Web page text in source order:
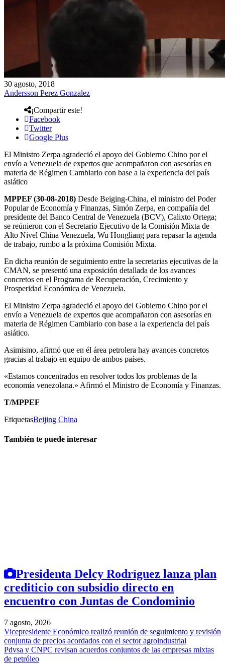
30 agosto, 2018
Andersson Perez Gonzalez
¡Compartir este!
Facebook
Twitter
Google Plus
El Ministro Zerpa agradeció el apoyo del Gobierno Chino por el
envío a Venezuela de expertos que acompañaron con asesorías en
materia de Régimen Cambiario con base a la experiencia del país
asiático
MPPEF (30-08-2018) Desde Beiging-China, el ministro del Poder
Popular de Economía y Finanzas, Simón Zerpa, en compañía del
presidente del Banco Central de Venezuela (BCV), Calixto Ortega;
se reúnieron con el Secretario Ejecutivo de la Comisión Mixta de
Alto Nivel China Venezuela, Wu Hongliang para repasar la agenda
de trabajo, rumbo a la próxima Comisión Mixta.
En dicha reunión de seguimiento entre la secretarias ejecutivas de la
CMAN, se presentó una exposición detallada de los avances
concretos en el Programa de Recuperación, Crecimiento y
Prosperidad Económica de Venezuela.
El Ministro Zerpa agradeció el apoyo del Gobierno Chino por el
envío a Venezuela de expertos que acompañaron con asesorías en
materia de Régimen Cambiario con base a la experiencia del país
asiático.
Asimismo, afirmó que en él área petrolera hay avances concretos
gracias al trabajo en equipo de ambos países.
«Estamos concentrados en resolver todos los problemas de la
economía venezolana.» Afirmó el Ministro de Economía y Finanzas.
T/MPPEF
EtiquetasBeijing China
También te puede interesar
Presidenta Delcy Rodríguez lanza plan
crediticio con subsidio directo en
encuentro con Juntas de Condominio
7 agosto, 2026
Vicepresidente Económico realizó reunión de seguimiento y revisión
conjunta de precios acordados con el sector agroindustrial
Pdvsa y CNPC revisan acuerdos conjuntos de las empresas mixtas
de petróleo